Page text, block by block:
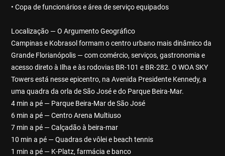
• Copa de funcionários e área de serviço equipados
Localização — O Argumento Geográfico
Campinas e Kobrasol formam o centro urbano mais dinâmico da
Grande Florianópolis — com comércio, serviços, gastronomia e
acesso direto à Ilha e às rodovias BR-101 e BR-282. O WOA SKY
Towers está nesse epicentro, na Avenida Presidente Kennedy, a
uma quadra da orla de São José e do Parque Beira-Mar.
4 min a pé — Parque Beira-Mar de São José
6 min a pé — Centro Arena Multiuso
7 min a pé — Calçadão à beira-mar
10 min a pé — Quadras de vôlei e beach tennis
1 min a pé — K-Platz, farmácia e banco